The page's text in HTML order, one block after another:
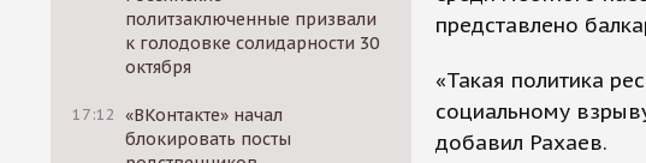
политзаключенные призвали
к голодовке солидарности 30
октября
17:12 «ВКонтакте» начал
блокировать посты
представлено
«Такая политика
социальному
добавил Рахаев.